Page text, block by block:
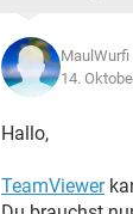
MaulWurfi
14.
Hallo,
TeamViewer